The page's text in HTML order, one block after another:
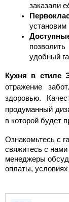
заказали
установим
удобный
Кухня в стиле
отражение
здоровью.
продуманный
в которой будет
Ознакомьтесь с
свяжитесь с
менеджеры
оплаты, условиях